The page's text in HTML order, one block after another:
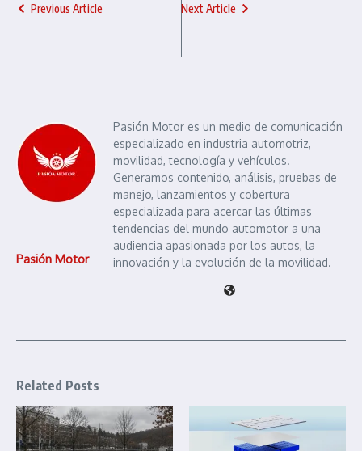
Previous Article Next Article
Pasión Motor
Pasión Motor es un medio de comunicación
especializado en industria automotriz,
movilidad, tecnología y vehículos.
Generamos contenido, análisis, pruebas de
manejo, lanzamientos y cobertura
especializada para acercar las últimas
tendencias del mundo automotor a una
audiencia apasionada por los autos, la
innovación y la evolución de la movilidad.
Related Posts